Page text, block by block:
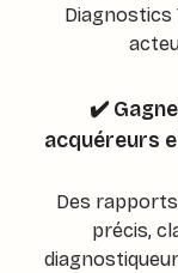
Diagnostics
✔️
acquéreurs
Des
précis,